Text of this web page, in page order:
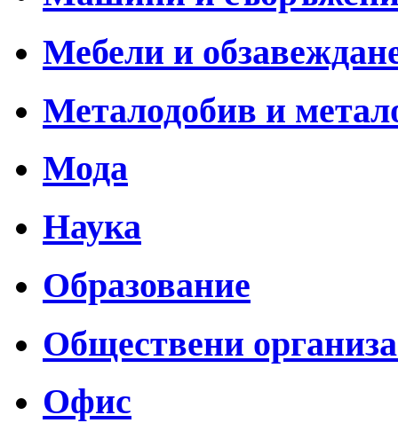
Мебели и
Металодобив и
Мода
Наука
Образование
Обществени
Офис